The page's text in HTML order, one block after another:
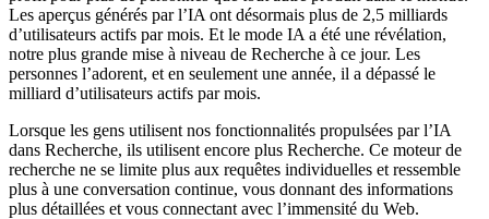
Les aperçus générés par l’IA ont désormais plus de 2,5 milliards
d’utilisateurs actifs par mois. Et le mode IA a été une révélation,
notre plus grande mise à niveau de Recherche à ce jour. Les
personnes l’adorent, et en seulement une année, il a dépassé le
milliard d’utilisateurs actifs par mois.
Lorsque les gens utilisent nos fonctionnalités propulsées par l’IA
dans Recherche, ils utilisent encore plus Recherche. Ce moteur de
recherche ne se limite plus aux requêtes individuelles et ressemble
plus à une conversation continue, vous donnant des informations
plus détaillées et vous connectant avec l’immensité du Web.